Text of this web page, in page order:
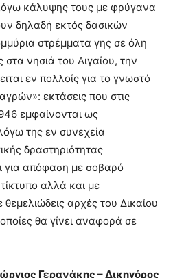
κάλυψης τους με φρύγανα
δηλαδή εκτός δασικών
στρέμματα γης σε όλη
νησιά του Αιγαίου, την
εν πολλοίς για το γνωστό
εκτάσεις που στις
εμφαίνονται ως
της εν συνεχεία
δραστηριότητας
για απόφαση με σοβαρό
αλλά και με
αρχές του Δικαίου
θα γίνει αναφορά σε
Γερανάκης – Δικηγόρος